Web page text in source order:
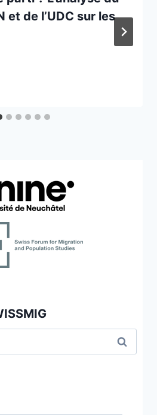
et de l’UDC sur les